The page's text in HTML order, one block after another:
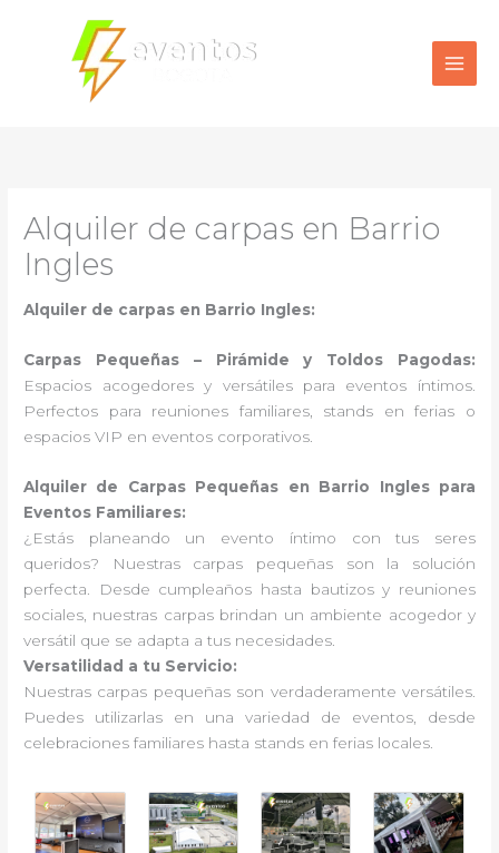
contenido
Alquiler de carpas en Barrio
Ingles
Alquiler de carpas en Barrio Ingles:
Carpas Pequeñas – Pirámide y Toldos Pagodas:
Espacios acogedores y versátiles para eventos íntimos.
Perfectos para reuniones familiares, stands en ferias o
espacios VIP en eventos corporativos.
Alquiler de Carpas Pequeñas en Barrio Ingles para
Eventos Familiares:
¿Estás planeando un evento íntimo con tus seres
queridos? Nuestras carpas pequeñas son la solución
perfecta. Desde cumpleaños hasta bautizos y reuniones
sociales, nuestras carpas brindan un ambiente acogedor y
versátil que se adapta a tus necesidades.
Versatilidad a tu Servicio:
Nuestras carpas pequeñas son verdaderamente versátiles.
Puedes utilizarlas en una variedad de eventos, desde
celebraciones familiares hasta stands en ferias locales.